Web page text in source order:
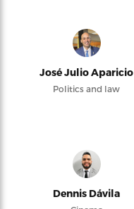
José Julio Aparicio
Politics and law
Dennis Dávila